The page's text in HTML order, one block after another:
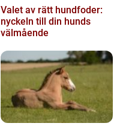
Valet av rätt hundfoder:
nyckeln till din hunds
välmående